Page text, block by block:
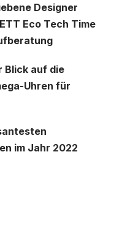
Designer
Eco Tech Time
Blick auf die
Uhren für
im Jahr 2022